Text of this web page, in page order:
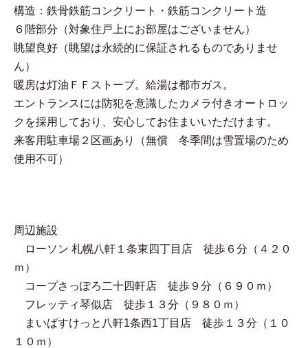
構造：鉄骨鉄筋コンクリート・鉄筋コンクリート造
６階部分（対象住戸上にお部屋はございません）
眺望良好（眺望は永続的に保証されるものでありませ
ん）
暖房は灯油ＦＦストーブ。給湯は都市ガス。
エントランスには防犯を意識したカメラ付きオートロッ
クを採用しており、安心してお住まいいただけます。
来客用駐車場２区画あり（無償 冬季間は雪置場のため
使用不可）
周辺施設
ローソン 札幌八軒１条東四丁目店 徒歩６分（４２０
ｍ）
コープさっぽろ二十四軒店 徒歩９分（６９０ｍ）
フレッティ琴似店 徒歩１３分（９８０ｍ）
まいばすけっと八軒1条西1丁目店 徒歩１３分（１０
１０ｍ）